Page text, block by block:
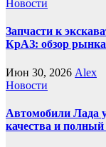
Новости
Запчасти к
КрАЗ: обзор
Июн 30, 2026 Alex
Новости
Автомобили Лада
качества и полный